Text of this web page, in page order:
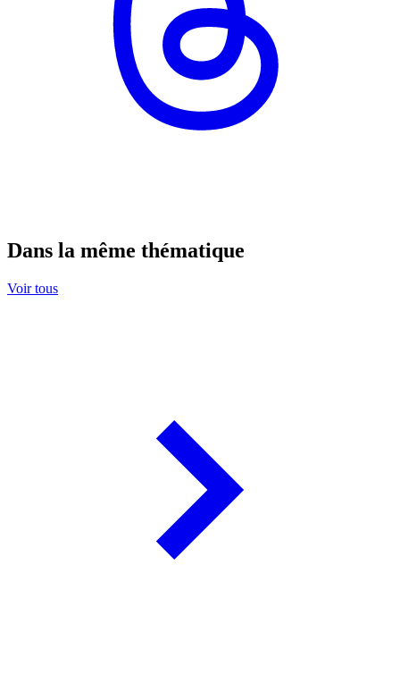
Dans la même thématique
Voir tous